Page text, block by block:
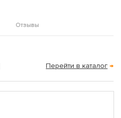
Отзывы
Перейти в каталог →